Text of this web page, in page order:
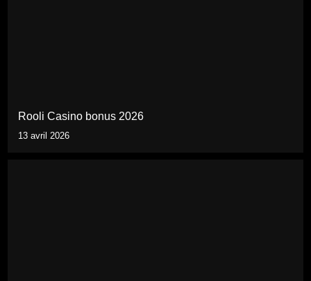
Rooli Casino bonus 2026
13 avril 2026